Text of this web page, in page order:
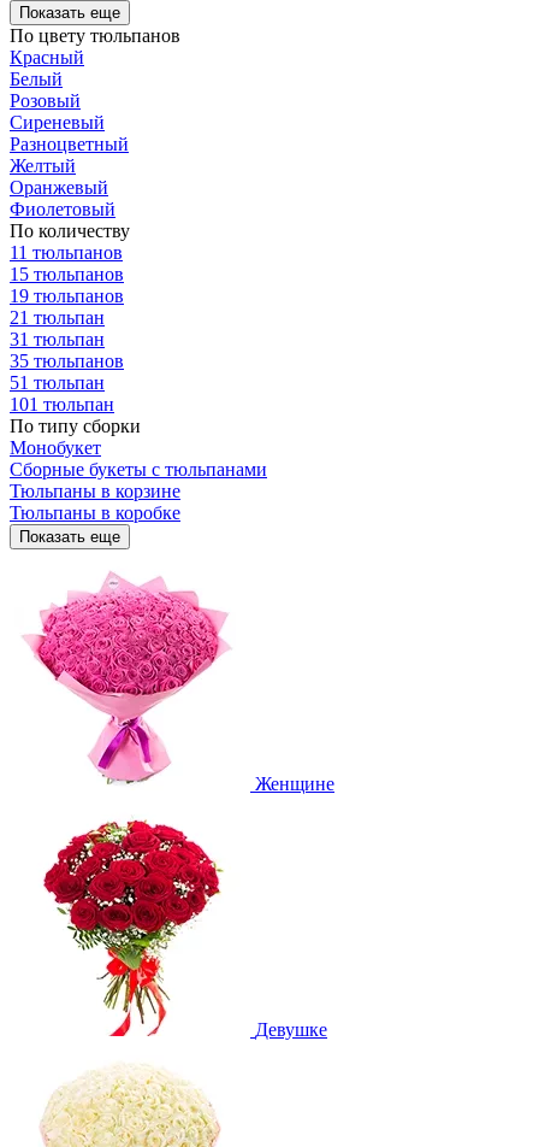
Показать еще
По цвету тюльпанов
Красный
Белый
Розовый
Сиреневый
Разноцветный
Желтый
Оранжевый
Фиолетовый
По количеству
11 тюльпанов
15 тюльпанов
19 тюльпанов
21 тюльпан
31 тюльпан
35 тюльпанов
51 тюльпан
101 тюльпан
По типу сборки
Монобукет
Сборные букеты с тюльпанами
Тюльпаны в корзине
Тюльпаны в коробке
Показать еще
Женщине
Девушке